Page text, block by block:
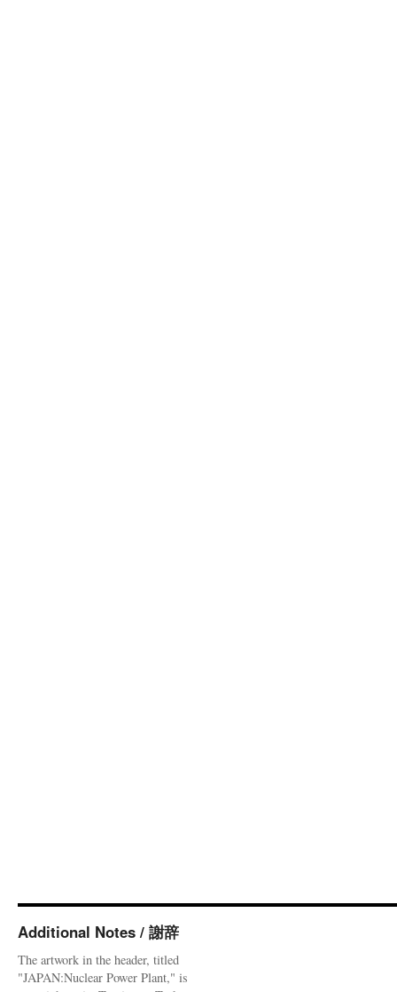
Additional Notes / 謝辞
The artwork in the header, titled
"JAPAN:Nuclear Power Plant," is